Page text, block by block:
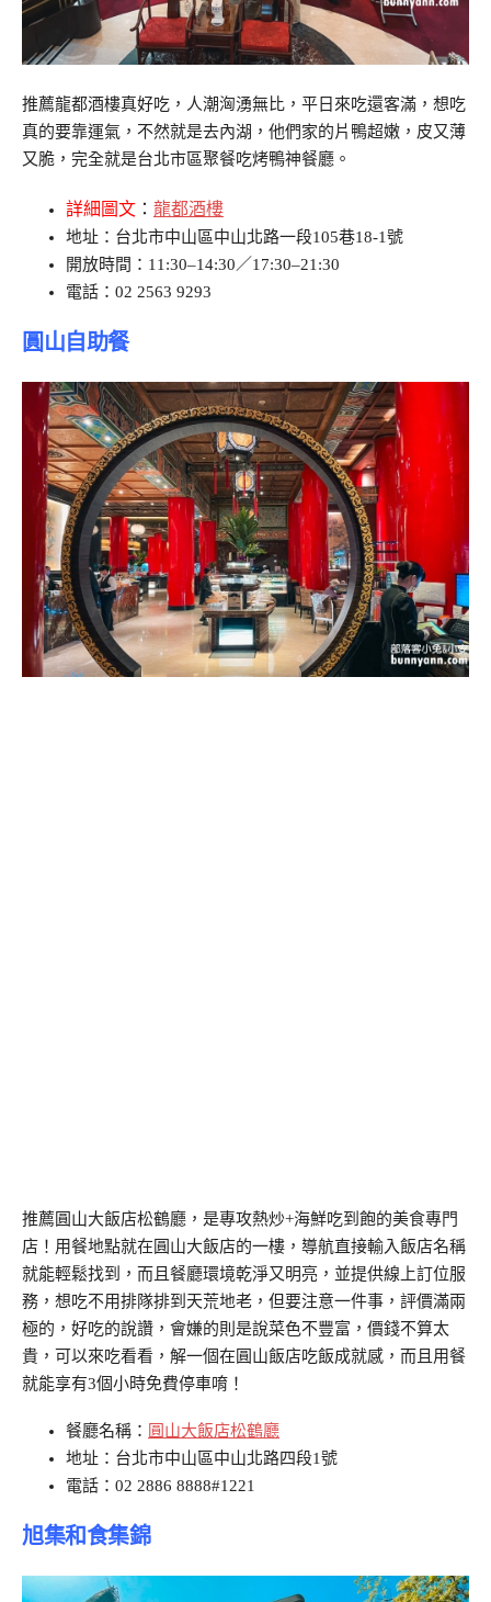
推薦龍都酒樓真好吃，人潮洶湧無比，平日來吃還客滿，想吃
真的要靠運氣，不然就是去內湖，他們家的片鴨超嫩，皮又薄
又脆，完全就是台北市區聚餐吃烤鴨神餐廳。
詳細圖文 ： 龍都酒樓
地址：台北市中山區中山北路一段105巷18-1號
開放時間：11:30–14:30／17:30–21:30
電話：02 2563 9293
圓山自助餐
推薦圓山大飯店松鶴廳，是專攻熱炒+海鮮吃到飽的美食專門
店！用餐地點就在圓山大飯店的一樓，導航直接輸入飯店名稱
就能輕鬆找到，而且餐廳環境乾淨又明亮，並提供線上訂位服
務，想吃不用排隊排到天荒地老，但要注意一件事，評價滿兩
極的，好吃的說讚，會嫌的則是說菜色不豐富，價錢不算太
貴，可以來吃看看，解一個在圓山飯店吃飯成就感，而且用餐
就能享有3個小時免費停車唷！
餐廳名稱： 圓山大飯店松鶴廳
地址：台北市中山區中山北路四段1號
電話：02 2886 8888#1221
旭集和食集錦